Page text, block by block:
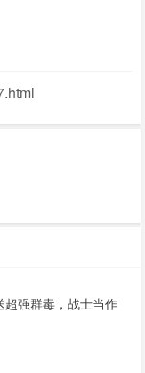
超强群毒，战士当作